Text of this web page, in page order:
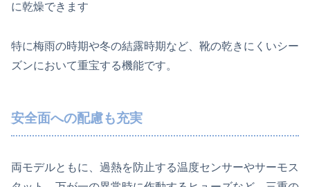
に乾燥できます
特に梅雨の時期や冬の結露時期など、靴の乾きにくいシー
ズンにおいて重宝する機能です。
安全面への配慮も充実
両モデルともに、過熱を防止する温度センサーやサーモス